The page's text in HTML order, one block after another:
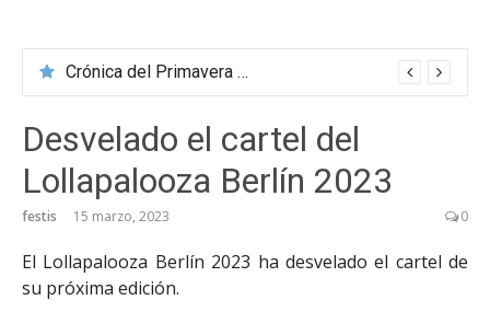
Crónica del Primavera Sound Porto 2026
Desvelado el cartel del
Lollapalooza Berlín 2023
festis 15 marzo, 2023 0
El Lollapalooza Berlín 2023 ha desvelado el cartel de
su próxima edición.